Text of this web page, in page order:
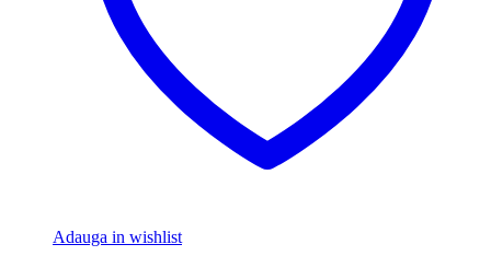
Adauga in wishlist